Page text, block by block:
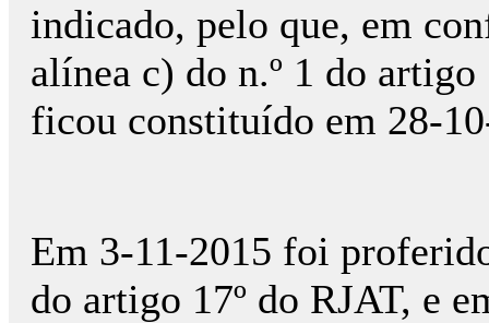
indicado, pelo que, em
alínea c) do n.º 1 do
ficou constituído em 28-
Em 3-11-2015 foi
do artigo 17º do RJAT, e